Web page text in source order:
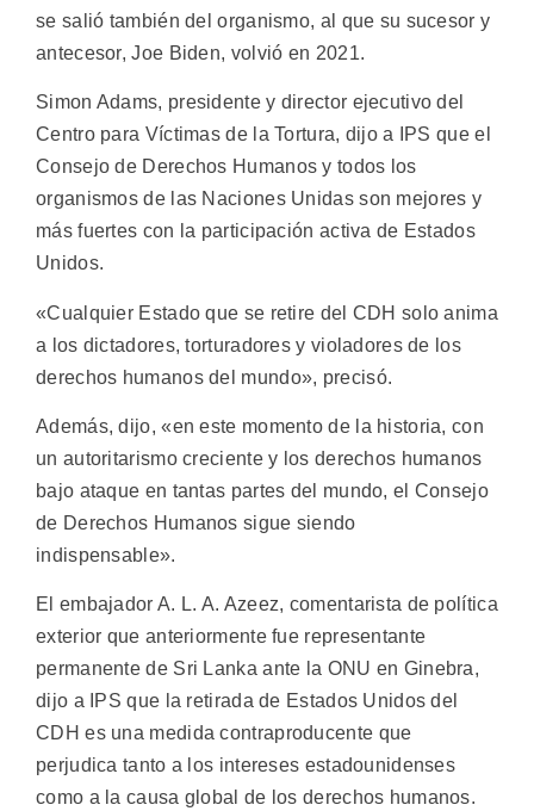
se salió también del organismo, al que su sucesor y
antecesor, Joe Biden, volvió en 2021.
Simon Adams, presidente y director ejecutivo del
Centro para Víctimas de la Tortura, dijo a IPS que el
Consejo de Derechos Humanos y todos los
organismos de las Naciones Unidas son mejores y
más fuertes con la participación activa de Estados
Unidos.
«Cualquier Estado que se retire del CDH solo anima
a los dictadores, torturadores y violadores de los
derechos humanos del mundo», precisó.
Además, dijo, «en este momento de la historia, con
un autoritarismo creciente y los derechos humanos
bajo ataque en tantas partes del mundo, el Consejo
de Derechos Humanos sigue siendo
indispensable».
El embajador A. L. A. Azeez, comentarista de política
exterior que anteriormente fue representante
permanente de Sri Lanka ante la ONU en Ginebra,
dijo a IPS que la retirada de Estados Unidos del
CDH es una medida contraproducente que
perjudica tanto a los intereses estadounidenses
como a la causa global de los derechos humanos.